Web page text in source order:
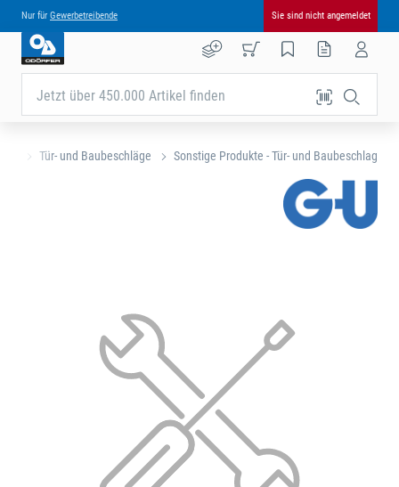
Nur für Gewerbetreibende Sie sind nicht angemeldet
Jetzt über 450.000 Artikel finden
Tür- und Baubeschläge Sonstige Produkte - Tür- und Baubeschlag